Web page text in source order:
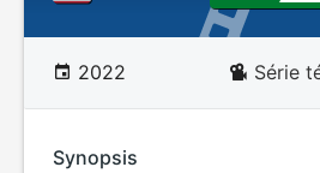
2022 Série
Synopsis